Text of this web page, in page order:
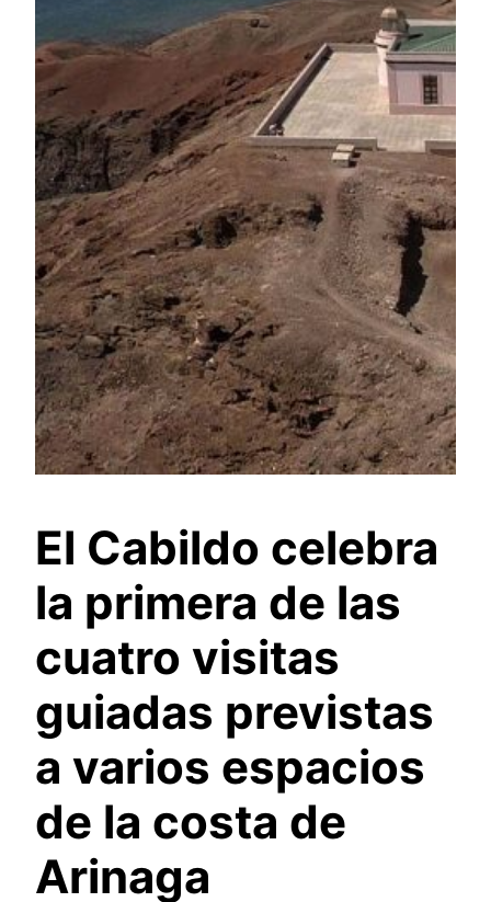
El Cabildo celebra
la primera de las
cuatro visitas
guiadas previstas
a varios espacios
de la costa de
Arinaga